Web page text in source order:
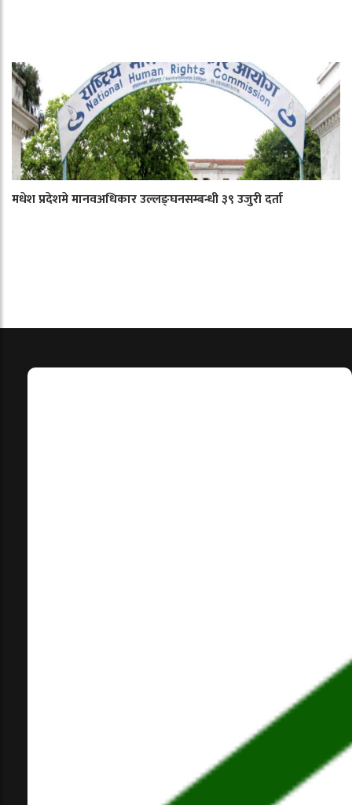
मधेश प्रदेशमे मानवअधिकार उल्लङ्घनसम्बन्धी ३९ उजुरी दर्ता